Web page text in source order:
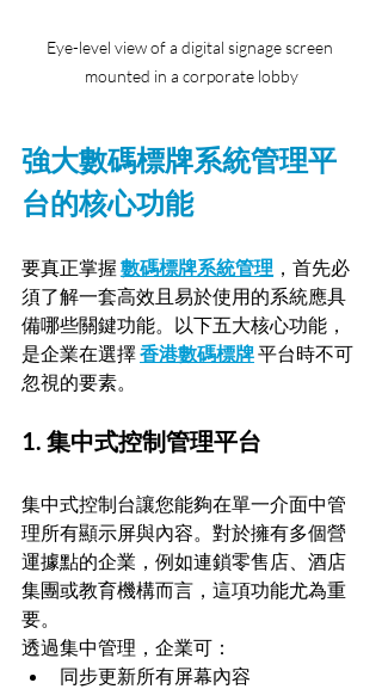
Eye-level view of a digital signage screen
mounted in a corporate lobby
強大數碼標牌系統管理平
台的核心功能
要真正掌握 數碼標牌系統管理 ，首先必
須了解一套高效且易於使用的系統應具
備哪些關鍵功能。以下五大核心功能，
是企業在選擇 香港數碼標牌 平台時不可
忽視的要素。
1. 集中式控制管理平台
集中式控制台讓您能夠在單一介面中管
理所有顯示屏與內容。對於擁有多個營
運據點的企業，例如連鎖零售店、酒店
集團或教育機構而言，這項功能尤為重
要。
透過集中管理，企業可：
同步更新所有屏幕內容